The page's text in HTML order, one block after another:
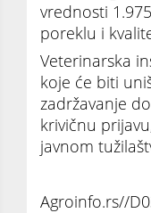
vrednosti
poreklu i
Veterinarska
koje će biti
zadržavanje
krivičnu
javnom
Agroinfo.rs//